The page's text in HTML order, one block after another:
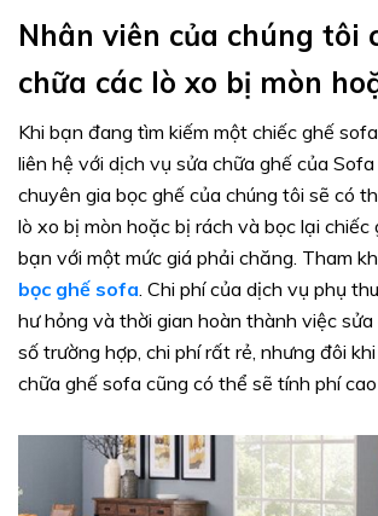
Nhân viên của chúng tôi
chữa các lò xo bị mòn
Khi bạn đang tìm kiếm một chiếc ghế
liên hệ với dịch vụ sửa chữa ghế của
chuyên gia bọc ghế của chúng tôi sẽ có
lò xo bị mòn hoặc bị rách và bọc lại chiếc
bạn với một mức giá phải chăng. Tham
bọc ghế sofa. Chi phí của dịch vụ phụ
hư hỏng và thời gian hoàn thành việc
số trường hợp, chi phí rất rẻ, nhưng đôi
chữa ghế sofa cũng có thể sẽ tính phí